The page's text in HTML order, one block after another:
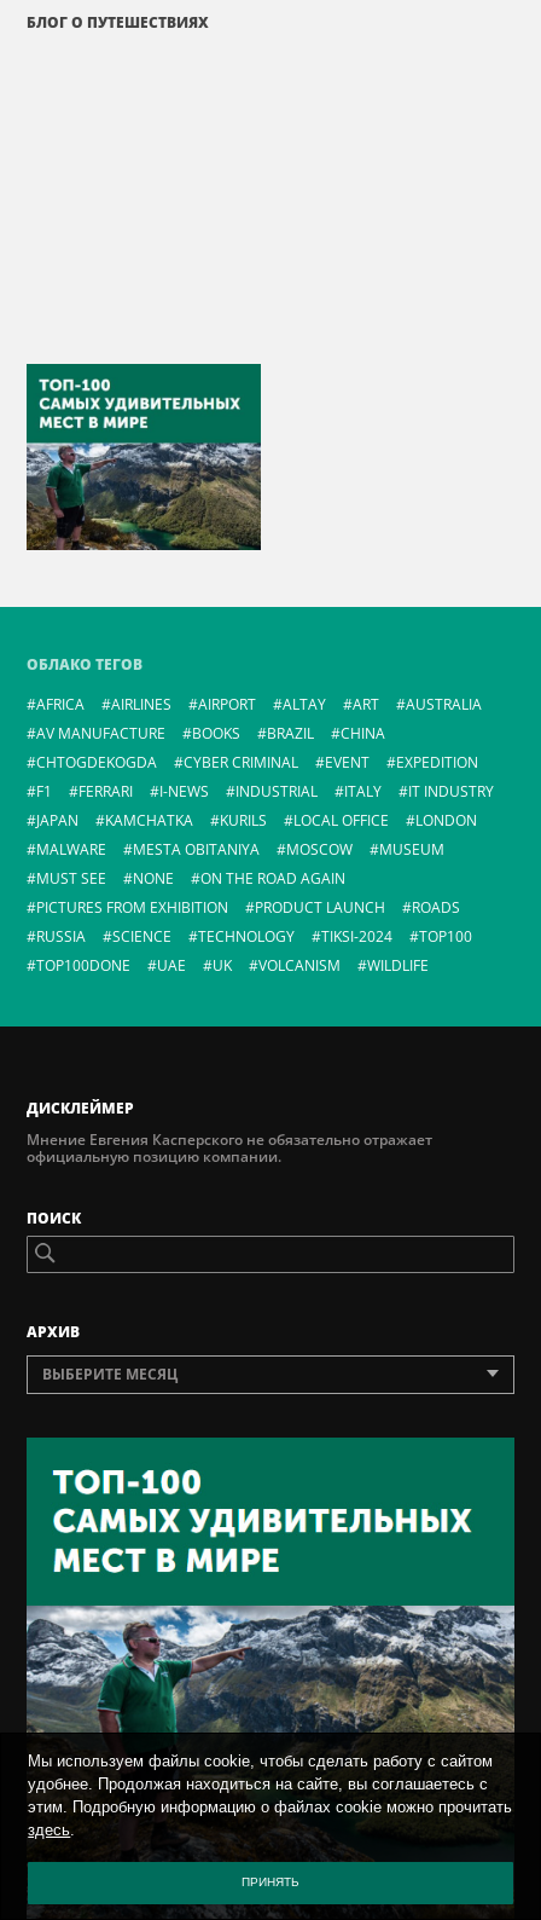
БЛОГ О ПУТЕШЕСТВИЯХ
ОБЛАКО ТЕГОВ
AFRICA
AIRLINES AIRPORT ALTAY ART
AUSTRALIA
AV MANUFACTURE
BOOKS BRAZIL
CHINA
CHTOGDEKOGDA
CYBER CRIMINAL EVENT
EXPEDITION
F1
FERRARI I-NEWS INDUSTRIAL ITALY
IT INDUSTRY
JAPAN
KAMCHATKA KURILS LOCAL OFFICE
LONDON
MALWARE
MESTA OBITANIYA MOSCOW
MUSEUM
MUST SEE
NONE
ON THE ROAD AGAIN
PICTURES FROM EXHIBITION
PRODUCT LAUNCH
ROADS
RUSSIA
SCIENCE TECHNOLOGY TIKSI-2024
TOP100
TOP100DONE
UAE UK VOLCANISM WILDLIFE
ДИСКЛЕЙМЕР
Мнение Евгения Касперского не обязательно отражает
официальную позицию компании.
ПОИСК
AРХИВ
ВЫБЕРИТЕ МЕСЯЦ
Мы используем файлы cookie, чтобы сделать работу с сайтом
удобнее. Продолжая находиться на сайте, вы соглашаетесь с
этим. Подробную информацию о файлах cookie можно прочитать
здесь.
ПРИНЯТЬ